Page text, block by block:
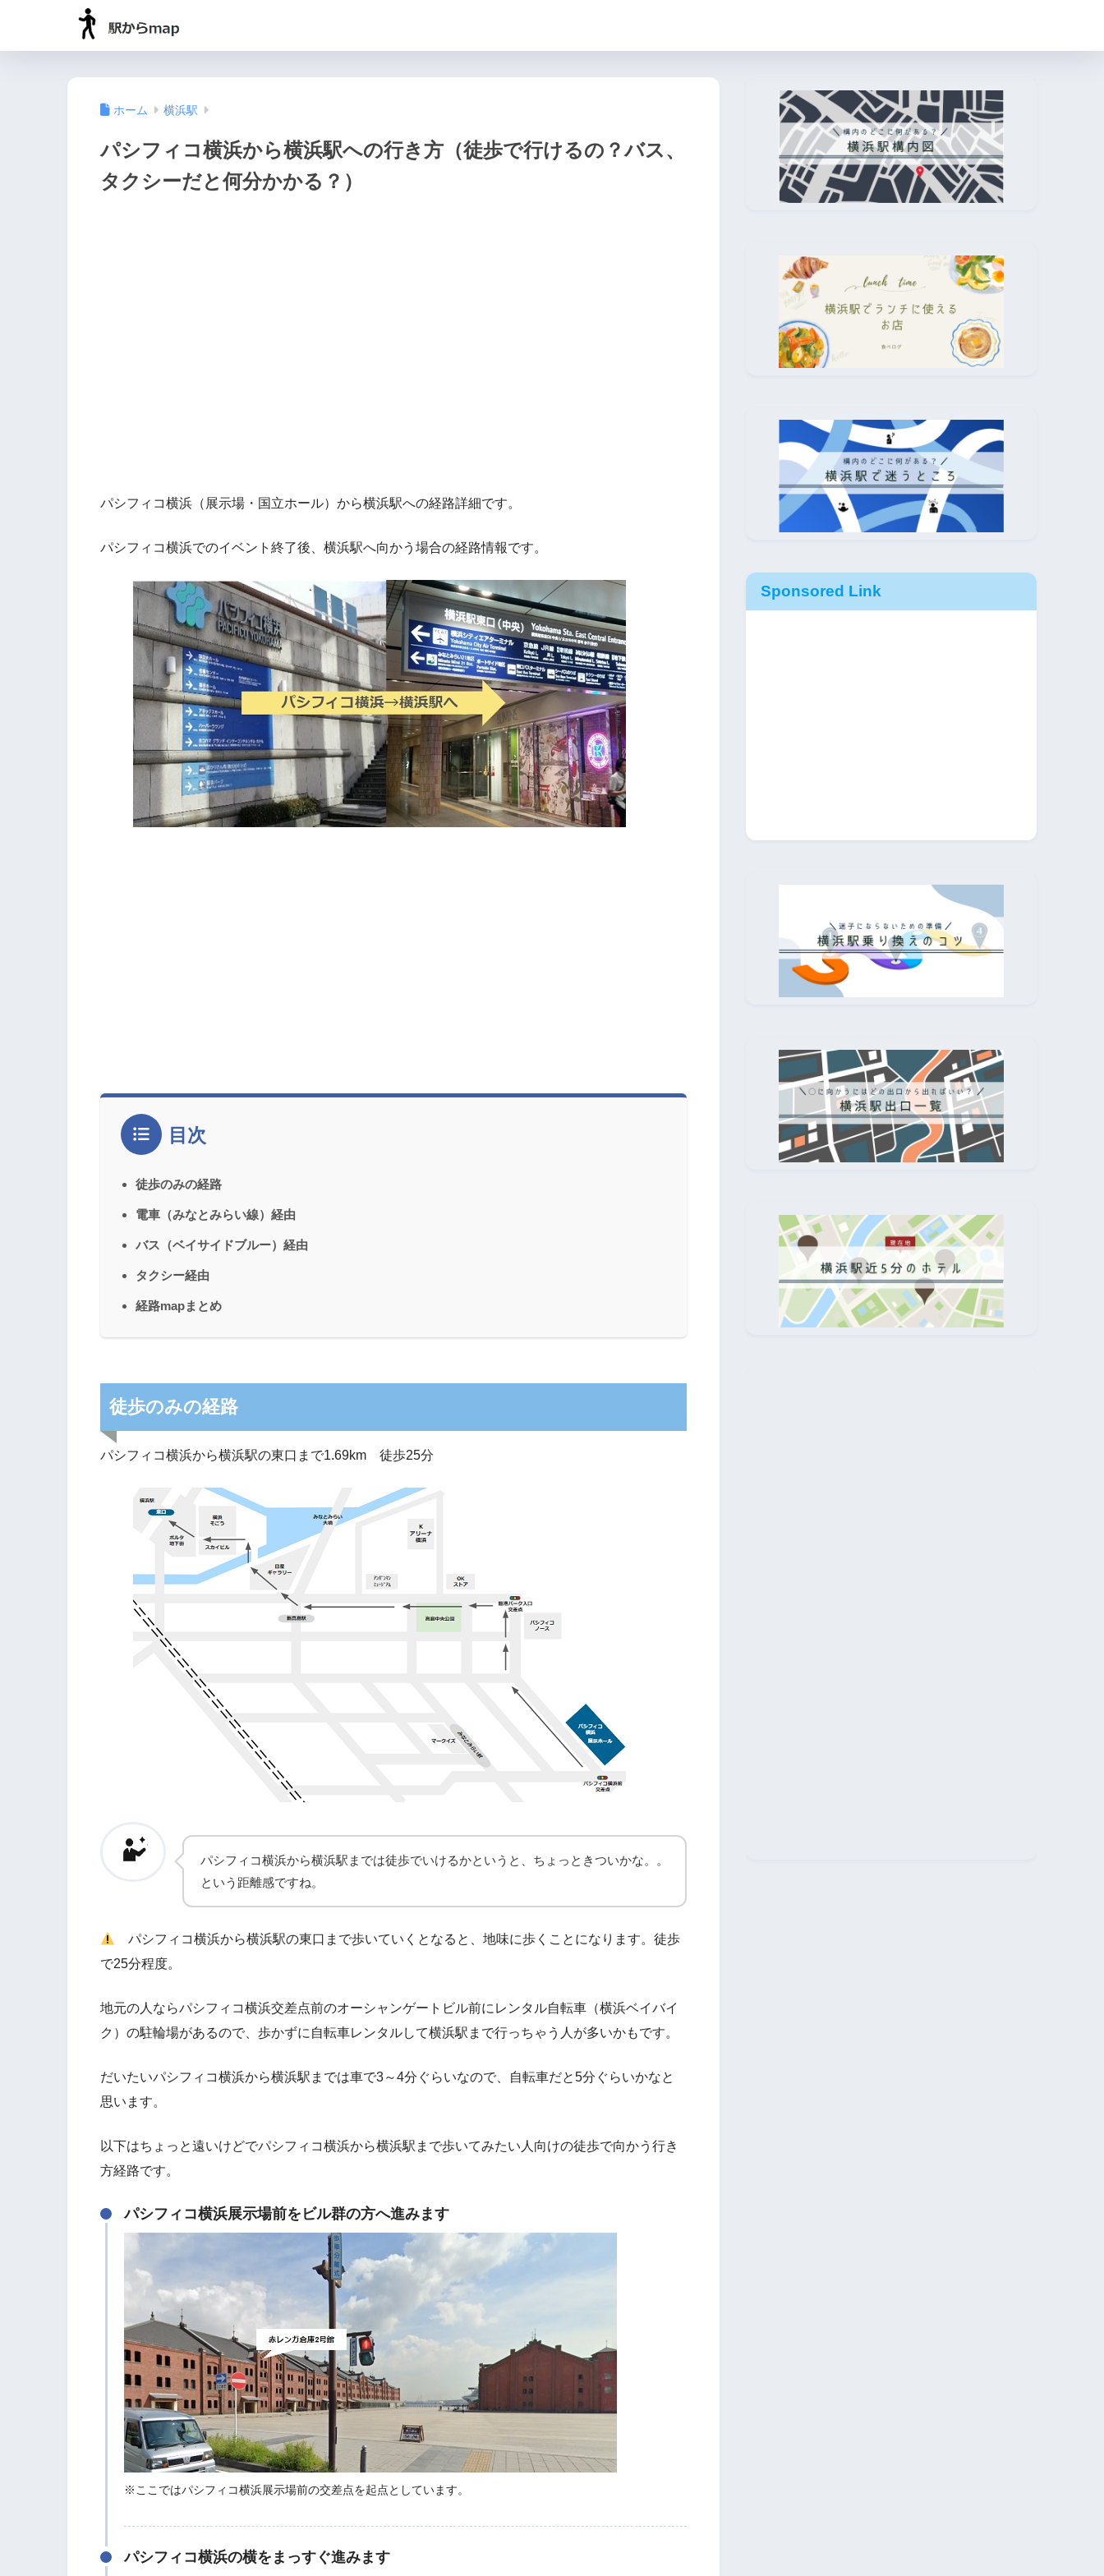
ホーム 横浜駅
パシフィコ横浜から横浜駅への行き方（徒歩で行けるの？バス、
タクシーだと何分かかる？）
パシフィコ横浜（展示場・国立ホール）から横浜駅への経路詳細です。
パシフィコ横浜でのイベント終了後、横浜駅へ向かう場合の経路情報です。
目次
徒歩のみの経路
電車（みなとみらい線）経由
バス（ベイサイドブルー）経由
タクシー経由
経路mapまとめ
徒歩のみの経路
パシフィコ横浜から横浜駅の東口まで1.69km 徒歩25分
パシフィコ横浜から横浜駅までは徒歩でいけるかというと、ちょっときついかな。。
という距離感ですね。
パシフィコ横浜から横浜駅の東口まで歩いていくとなると、地味に歩くことになります。徒歩
で25分程度。
地元の人ならパシフィコ横浜交差点前のオーシャンゲートビル前にレンタル自転車（横浜ベイバイ
ク）の駐輪場があるので、歩かずに自転車レンタルして横浜駅まで行っちゃう人が多いかもです。
だいたいパシフィコ横浜から横浜駅までは車で3～4分ぐらいなので、自転車だと5分ぐらいかなと
思います。
以下はちょっと遠いけどでパシフィコ横浜から横浜駅まで歩いてみたい人向けの徒歩で向かう行き
方経路です。
パシフィコ横浜展示場前をビル群の方へ進みます
※ここではパシフィコ横浜展示場前の交差点を起点としています。
パシフィコ横浜の横をまっすぐ進みます
Sponsored Link